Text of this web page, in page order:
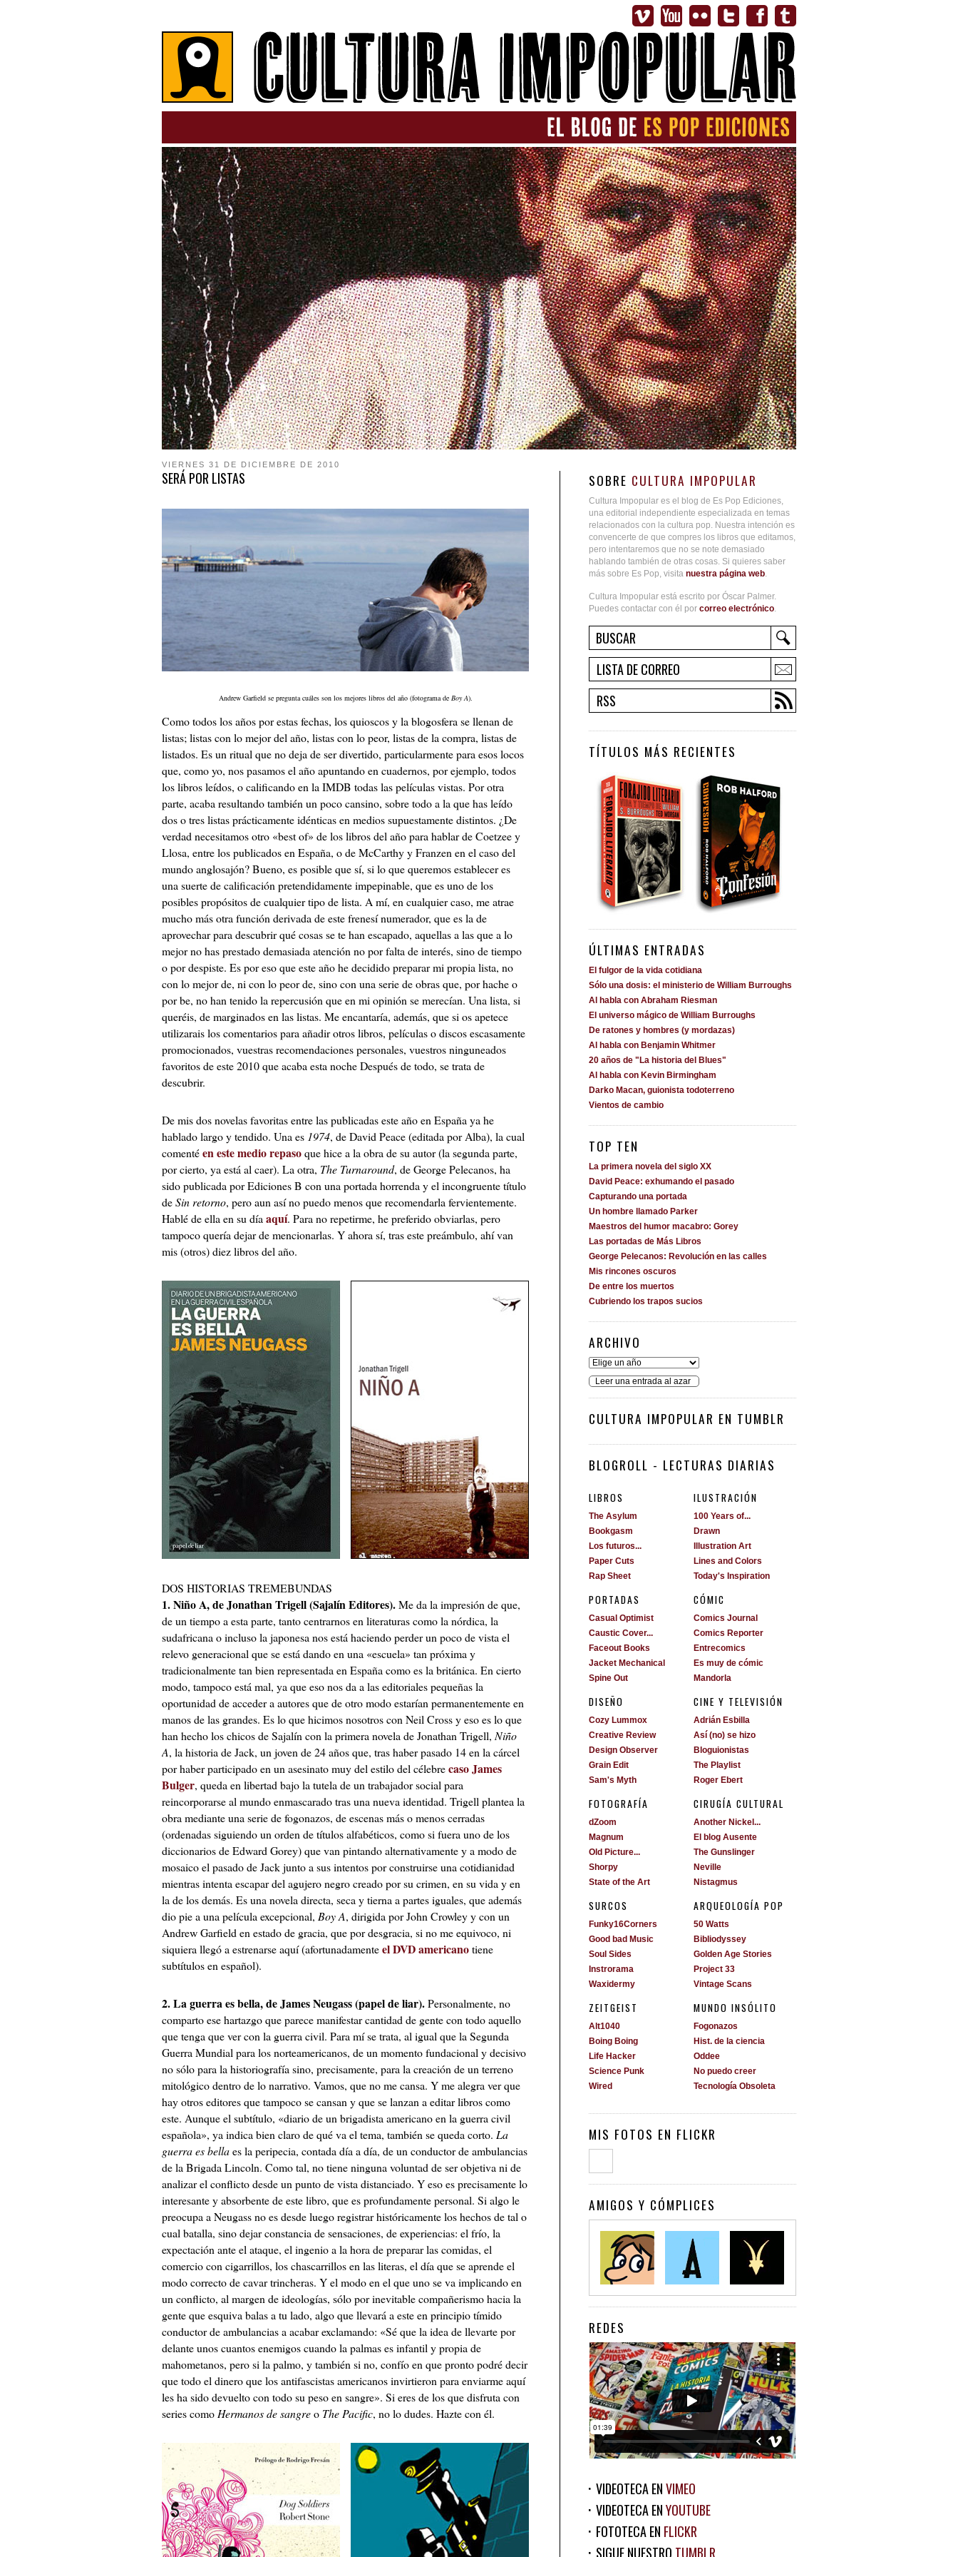
VIERNES 31 DE DICIEMBRE DE 2010
SERÁ POR LISTAS
Andrew Garfield se pregunta cuáles son los mejores libros del año (fotograma de Boy A).
Como todos los años por estas fechas, los quioscos y la blogosfera se llenan de
listas; listas con lo mejor del año, listas con lo peor, listas de la compra, listas de
listados. Es un ritual que no deja de ser divertido, particularmente para esos locos
que, como yo, nos pasamos el año apuntando en cuadernos, por ejemplo, todos
los libros leídos, o calificando en la IMDB todas las películas vistas. Por otra
parte, acaba resultando también un poco cansino, sobre todo a la que has leído
dos o tres listas prácticamente idénticas en medios supuestamente distintos. ¿De
verdad necesitamos otro «best of» de los libros del año para hablar de Coetzee y
Llosa, entre los publicados en España, o de McCarthy y Franzen en el caso del
mundo anglosajón? Bueno, es posible que sí, si lo que queremos establecer es
una suerte de calificación pretendidamente impepinable, que es uno de los
posibles propósitos de cualquier tipo de lista. A mí, en cualquier caso, me atrae
mucho más otra función derivada de este frenesí numerador, que es la de
aprovechar para descubrir qué cosas se te han escapado, aquellas a las que a lo
mejor no has prestado demasiada atención no por falta de interés, sino de tiempo
o por despiste. Es por eso que este año he decidido preparar mi propia lista, no
con lo mejor de, ni con lo peor de, sino con una serie de obras que, por hache o
por be, no han tenido la repercusión que en mi opinión se merecían. Una lista, si
queréis, de marginados en las listas. Me encantaría, además, que si os apetece
utilizarais los comentarios para añadir otros libros, películas o discos escasamente
promocionados, vuestras recomendaciones personales, vuestros ninguneados
favoritos de este 2010 que acaba esta noche Después de todo, se trata de
descubrir.
De mis dos novelas favoritas entre las publicadas este año en España ya he
hablado largo y tendido. Una es 1974, de David Peace (editada por Alba), la cual
comentéen este medio repasoque hice a la obra de su autor (la segunda parte,
por cierto, ya está al caer). La otra, The Turnaround, de George Pelecanos, ha
sido publicada por Ediciones B con una portada horrenda y el incongruente título
deSin retorno, pero aun así no puedo menos que recomendarla fervientemente.
Hablé de ella en su día aquí. Para no repetirme, he preferido obviarlas, pero
tampoco quería dejar de mencionarlas. Y ahora sí, tras este preámbulo, ahí van
mis (otros) diez libros del año.
DOS HISTORIAS TREMEBUNDAS
1. Niño A, de Jonathan Trigell (Sajalín Editores).Me da la impresión de que,
de un tiempo a esta parte, tanto centrarnos en literaturas como la nórdica, la
sudafricana o incluso la japonesa nos está haciendo perder un poco de vista el
relevo generacional que se está dando en una «escuela» tan próxima y
tradicionalmente tan bien representada en España como es la británica. En cierto
modo, tampoco está mal, ya que eso nos da a las editoriales pequeñas la
oportunidad de acceder a autores que de otro modo estarían permanentemente en
manos de las grandes. Es lo que hicimos nosotros con Neil Cross y eso es lo que
han hecho los chicos de Sajalín con la primera novela de Jonathan Trigell, Niño
A, la historia de Jack, un joven de 24 años que, tras haber pasado 14 en la cárcel
por haber participado en un asesinato muy del estilo del célebrecaso James
Bulger, queda en libertad bajo la tutela de un trabajador social para
reincorporarse al mundo enmascarado tras una nueva identidad. Trigell plantea la
obra mediante una serie de fogonazos, de escenas más o menos cerradas
(ordenadas siguiendo un orden de títulos alfabéticos, como si fuera uno de los
diccionarios de Edward Gorey) que van pintando alternativamente y a modo de
mosaico el pasado de Jack junto a sus intentos por construirse una cotidianidad
mientras intenta escapar del agujero negro creado por su crimen, en su vida y en
la de los demás. Es una novela directa, seca y tierna a partes iguales, que además
dio pie a una película excepcional, Boy A, dirigida por John Crowley y con un
Andrew Garfield en estado de gracia, que por desgracia, si no me equivoco, ni
siquiera llegó a estrenarse aquí (afortunadamenteel DVD americanotiene
subtítulos en español).
2. La guerra es bella, de James Neugass (papel de liar).Personalmente, no
comparto ese hartazgo que parece manifestar cantidad de gente con todo aquello
que tenga que ver con la guerra civil. Para mí se trata, al igual que la Segunda
Guerra Mundial para los norteamericanos, de un momento fundacional y decisivo
no sólo para la historiografía sino, precisamente, para la creación de un terreno
mitológico dentro de lo narrativo. Vamos, que no me cansa. Y me alegra ver que
hay otros editores que tampoco se cansan y que se lanzan a editar libros como
este. Aunque el subtítulo, «diario de un brigadista americano en la guerra civil
española», ya indica bien claro de qué va el tema, también se queda corto. La
guerra es bellaes la peripecia, contada día a día, de un conductor de ambulancias
de la Brigada Lincoln. Como tal, no tiene ninguna voluntad de ser objetiva ni de
analizar el conflicto desde un punto de vista distanciado. Y eso es precisamente lo
interesante y absorbente de este libro, que es profundamente personal. Si algo le
preocupa a Neugass no es desde luego registrar históricamente los hechos de tal o
cual batalla, sino dejar constancia de sensaciones, de experiencias: el frío, la
expectación ante el ataque, el ingenio a la hora de preparar las comidas, el
comercio con cigarrillos, los chascarrillos en las literas, el día que se aprende el
modo correcto de cavar trincheras. Y el modo en el que uno se va implicando en
un conflicto, al margen de ideologías, sólo por inevitable compañerismo hacia la
gente que esquiva balas a tu lado, algo que llevará a este en principio tímido
conductor de ambulancias a acabar exclamando: «Sé que la idea de llevarte por
delante unos cuantos enemigos cuando la palmas es infantil y propia de
mahometanos, pero si la palmo, y también si no, confío en que pronto podré decir
que todo el dinero que los antifascistas americanos invirtieron para enviarme aquí
les ha sido devuelto con todo su peso en sangre». Si eres de los que disfruta con
series como Hermanos de sangreo The Pacific, no lo dudes. Hazte con él.
SOBRE CULTURA IMPOPULAR
Cultura Impopular es el blog de Es Pop Ediciones,
una editorial independiente especializada en temas
relacionados con la cultura pop. Nuestra intención es
convencerte de que compres los libros que editamos,
pero intentaremos que no se note demasiado
hablando también de otras cosas. Si quieres saber
más sobre Es Pop, visita nuestra página web
Cultura Impopular está escrito por Óscar Palmer.
Puedes contactar con él por correo electrónico
LISTA DE CORREO
RSS
TÍTULOS MÁS RECIENTES
ÚLTIMAS ENTRADAS
El fulgor de la vida cotidiana
Sólo una dosis: el ministerio de William Burroughs
Al habla con Abraham Riesman
El universo mágico de William Burroughs
De ratones y hombres (y mordazas)
Al habla con Benjamin Whitmer
20 años de "La historia del Blues"
Al habla con Kevin Birmingham
Darko Macan, guionista todoterreno
Vientos de cambio
TOP TEN
La primera novela del siglo XX
David Peace: exhumando el pasado
Capturando una portada
Un hombre llamado Parker
Maestros del humor macabro: Gorey
Las portadas de Más Libros
George Pelecanos: Revolución en las calles
Mis rincones oscuros
De entre los muertos
Cubriendo los trapos sucios
ARCHIVO
Leer una entrada al azar
CULTURA IMPOPULAR EN TUMBLR
BLOGROLL - LECTURAS DIARIAS
LIBROS
The Asylum
Bookgasm
Los futuros...
Paper Cuts
Rap Sheet
PORTADAS
Casual Optimist
Caustic Cover...
Faceout Books
Jacket Mechanical
Spine Out
DISEÑO
Cozy Lummox
Creative Review
Design Observer
Grain Edit
Sam's Myth
FOTOGRAFÍA
dZoom
Magnum
Old Picture...
Shorpy
State of the Art
SURCOS
Funky16Corners
Good bad Music
Soul Sides
Instrorama
Waxidermy
ZEITGEIST
Alt1040
Boing Boing
Life Hacker
Science Punk
Wired
ILUSTRACIÓN
100 Years of...
Drawn
Illustration Art
Lines and Colors
Today's Inspiration
CÓMIC
Comics Journal
Comics Reporter
Entrecomics
Es muy de cómic
Mandorla
CINE Y TELEVISIÓN
Adrián Esbilla
Así (no) se hizo
Bloguionistas
The Playlist
Roger Ebert
CIRUGÍA CULTURAL
Another Nickel...
El blog Ausente
The Gunslinger
Neville
Nistagmus
ARQUEOLOGÍA POP
50 Watts
Bibliodyssey
Golden Age Stories
Project 33
Vintage Scans
MUNDO INSÓLITO
Fogonazos
Hist. de la ciencia
Oddee
No puedo creer
Tecnología Obsoleta
MIS FOTOS EN FLICKR
AMIGOS Y CÓMPLICES
REDES
VIDEOTECA ENVIMEO
VIDEOTECA ENYOUTUBE
FOTOTECA EN FLICKR
SIGUE NUESTRO TUMBLR